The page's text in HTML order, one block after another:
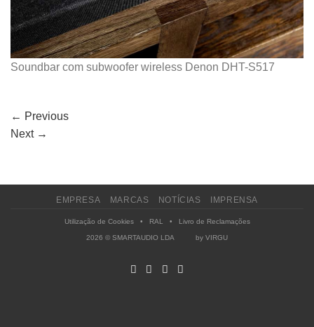
Soundbar com subwoofer wireless Denon DHT-S517
← Previous
Next →
EMPRESA MARCAS NOTÍCIAS IMPRENSA
Utilização de Cookies• RAL • Livro de Reclamações
2026 © SMARTAUDIO LDA by VIRGU